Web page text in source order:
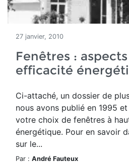
27 janvier, 2010
Fenêtres :
efficacité
Ci-attaché, un dossier de
nous avons publié en 1995
votre choix de fenêtres à
énergétique. Pour en savoir
sur le...
Par : André Fauteux